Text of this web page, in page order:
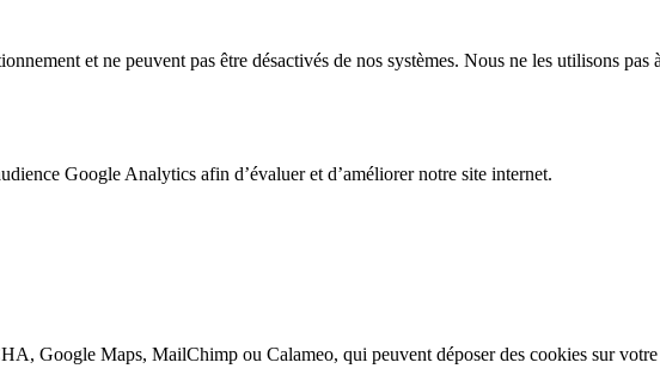
et ne peuvent pas être désactivés de nos systèmes. Nous ne les utilisons
Google Analytics afin d’évaluer et d’améliorer notre site internet.
Google Maps, MailChimp ou Calameo, qui peuvent déposer des cookies sur